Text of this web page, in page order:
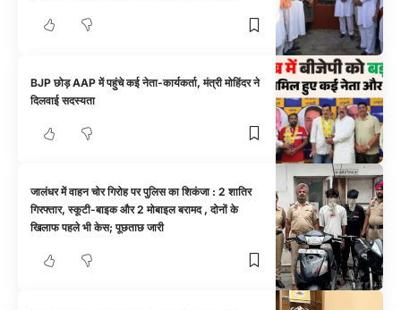
BJP छोड़ AAP में पहुंचे कई नेता-कार्यकर्ता, मंत्री मोहिंदर ने
दिलवाई सदस्यता
जालंधर में वाहन चोर गिरोह पर पुलिस का शिकंजा : 2 शातिर
गिरफ्तार, स्कूटी-बाइक और 2 मोबाइल बरामद , दोनों के
खिलाफ पहले भी केस; पूछताछ जारी